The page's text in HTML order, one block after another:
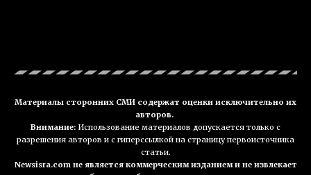
Материалы сторонних СМИ содержат оценки исключительно их
авторов.
Внимание: Использование материалов допускается только с
разрешения авторов и с гиперссылкой на страницу первоисточника
статьи.
Newsisra.com не является коммерческим изданием и не извлекает